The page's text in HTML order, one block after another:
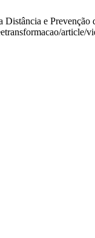
e Prevenção
article/